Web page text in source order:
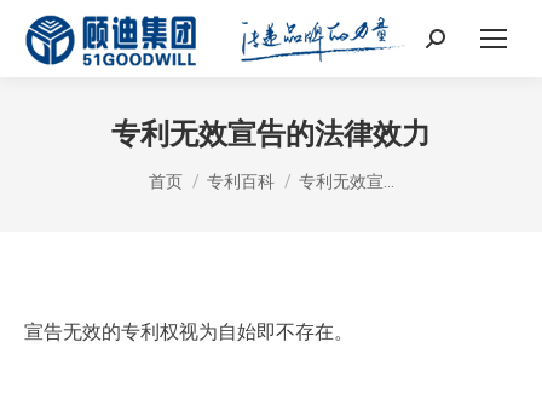
Search:
专利无效宣告的法律效力
您在这里：
首页 专利百科 专利无效宣…
宣告无效的专利权视为自始即不存在。